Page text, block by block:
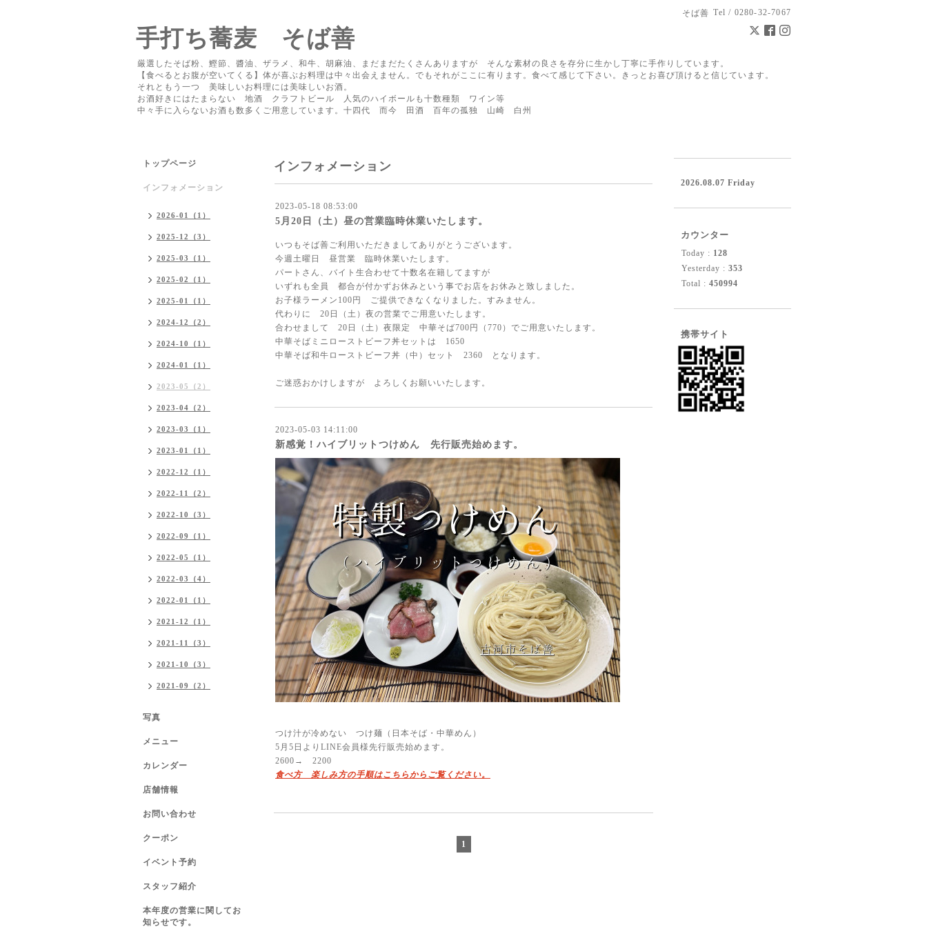
そば善 Tel / 0280-32-7067
手打ち蕎麦 そば善
厳選したそば粉、鰹節、醬油、ザラメ、和牛、胡麻油、まだまだたくさんありますが そんな素材の良さを存分に生かし丁寧に手作りしています。
【食べるとお腹が空いてくる】体が喜ぶお料理は中々出会えません。でもそれがここに有ります。食べて感じて下さい。きっとお喜び頂けると信じています。
それともう一つ 美味しいお料理には美味しいお酒。
お酒好きにはたまらない 地酒 クラフトビール 人気のハイボールも十数種類 ワイン等
中々手に入らないお酒も数多くご用意しています。十四代 而今 田酒 百年の孤独 山崎 白州
インフォメーション
2023-05-18 08:53:00
5月20日（土）昼の営業臨時休業いたします。
いつもそば善ご利用いただきましてありがとうございます。
今週土曜日 昼営業 臨時休業いたします。
パートさん、バイト生合わせて十数名在籍してますが
いずれも全員 都合が付かずお休みという事でお店をお休みと致しました。
お子様ラーメン100円 ご提供できなくなりました。すみません。
代わりに 20日（土）夜の営業でご用意いたします。
合わせまして 20日（土）夜限定 中華そば700円（770）でご用意いたします。
中華そばミニローストビーフ丼セットは 1650
中華そば和牛ローストビーフ丼（中）セット 2360 となります。
ご迷惑おかけしますが よろしくお願いいたします。
2023-05-03 14:11:00
新感覚！ハイブリットつけめん 先行販売始めます。
つけ汁が冷めない つけ麺（日本そば・中華めん）
5月5日よりLINE会員様先行販売始めます。
2600→ 2200
食べ方 楽しみ方の手順はこちらからご覧ください。
1
トップページ
インフォメーション
2026-01（1）
2025-12（3）
2025-03（1）
2025-02（1）
2025-01（1）
2024-12（2）
2024-10（1）
2024-01（1）
2023-05（2）
2023-04（2）
2023-03（1）
2023-01（1）
2022-12（1）
2022-11（2）
2022-10（3）
2022-09（1）
2022-05（1）
2022-03（4）
2022-01（1）
2021-12（1）
2021-11（3）
2021-10（3）
2021-09（2）
写真
メニュー
カレンダー
店舗情報
お問い合わせ
クーポン
イベント予約
スタッフ紹介
本年度の営業に関してお
知らせです。
2026.08.07 Friday
カウンター
Today : 128
Yesterday : 353
Total : 450994
携帯サイト